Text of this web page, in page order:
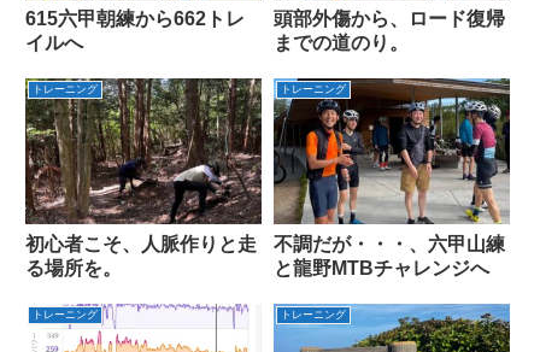
615六甲朝練から662トレ
イルへ
頭部外傷から、ロード復帰
までの道のり。
トレーニング
初心者こそ、人脈作りと走
る場所を。
トレーニング
不調だが・・・、六甲山練
と龍野MTBチャレンジへ
トレーニング トレーニング